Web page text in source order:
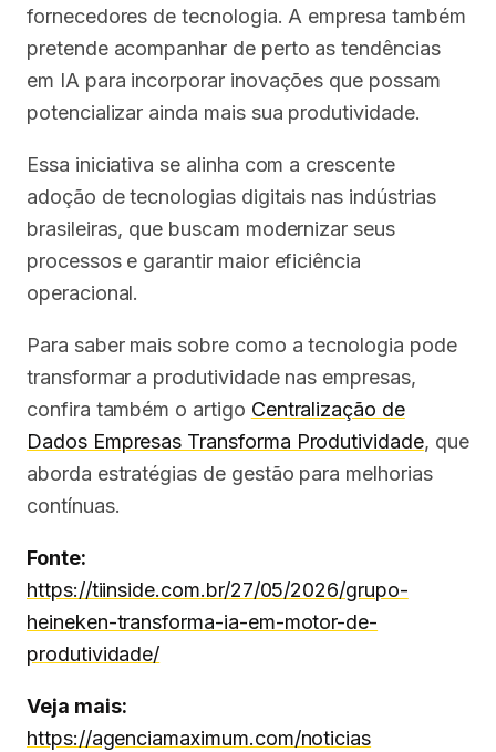
fornecedores de tecnologia. A empresa também
pretende acompanhar de perto as tendências
em IA para incorporar inovações que possam
potencializar ainda mais sua produtividade.
Essa iniciativa se alinha com a crescente
adoção de tecnologias digitais nas indústrias
brasileiras, que buscam modernizar seus
processos e garantir maior eficiência
operacional.
Para saber mais sobre como a tecnologia pode
transformar a produtividade nas empresas,
confira também o artigo Centralização de
Dados Empresas Transforma Produtividade, que
aborda estratégias de gestão para melhorias
contínuas.
Fonte:
https://tiinside.com.br/27/05/2026/grupo-
heineken-transforma-ia-em-motor-de-
produtividade/
Veja mais:
https://agenciamaximum.com/noticias